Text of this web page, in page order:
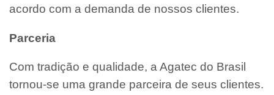
acordo com a demanda de nossos clientes.
Parceria
Com tradição e qualidade, a Agatec do Brasil
tornou-se uma grande parceira de seus clientes.